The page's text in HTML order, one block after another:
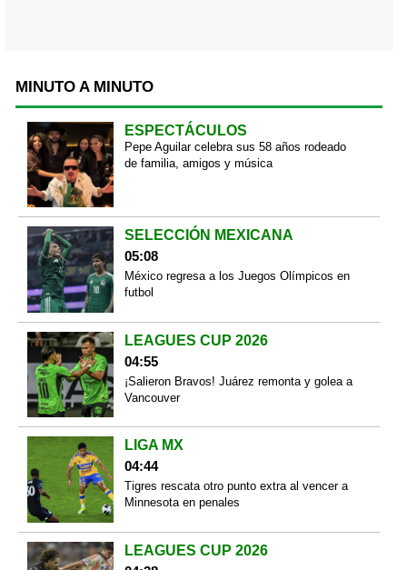
MINUTO A MINUTO
ESPECTÁCULOS
Pepe Aguilar celebra sus 58 años rodeado
de familia, amigos y música
SELECCIÓN MEXICANA
05:08
México regresa a los Juegos Olímpicos en
futbol
LEAGUES CUP 2026
04:55
¡Salieron Bravos! Juárez remonta y golea a
Vancouver
LIGA MX
04:44
Tigres rescata otro punto extra al vencer a
Minnesota en penales
LEAGUES CUP 2026